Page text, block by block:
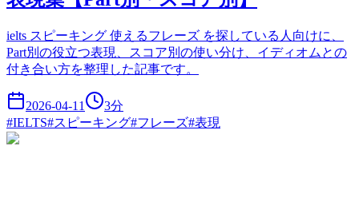
ielts スピーキング 使えるフレーズ を探している人向けに、
Part別の役立つ表現、スコア別の使い分け、イディオムとの
付き合い方を整理した記事です。
2026-04-11 3分
#IELTS#スピーキング#フレーズ#表現